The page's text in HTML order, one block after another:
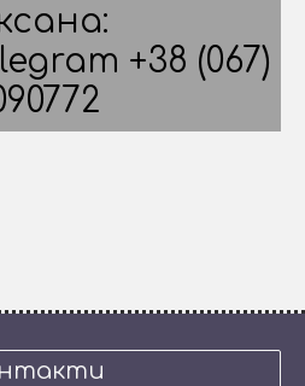
+38 (067)